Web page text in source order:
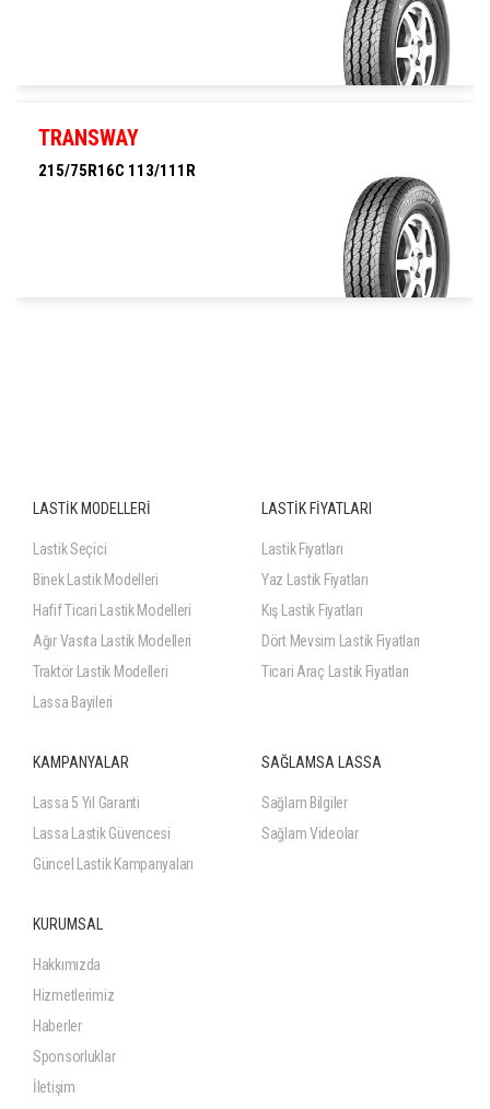
TRANSWAY
215/75R16C 113/111R
LASTİK MODELLERİ
Lastik Seçici
Binek Lastik Modelleri
Hafif Ticari Lastik Modelleri
Ağır Vasıta Lastik Modelleri
Traktör Lastik Modelleri
Lassa Bayileri
LASTİK FİYATLARI
Lastik Fiyatları
Yaz Lastik Fiyatları
Kış Lastik Fiyatları
Dört Mevsim Lastik Fiyatları
Ticari Araç Lastik Fiyatları
KAMPANYALAR
Lassa 5 Yıl Garanti
Lassa Lastik Güvencesi
Güncel Lastik Kampanyaları
SAĞLAMSA LASSA
Sağlam Bilgiler
Sağlam Videolar
KURUMSAL
Hakkımızda
Hizmetlerimiz
Haberler
Sponsorluklar
İletişim